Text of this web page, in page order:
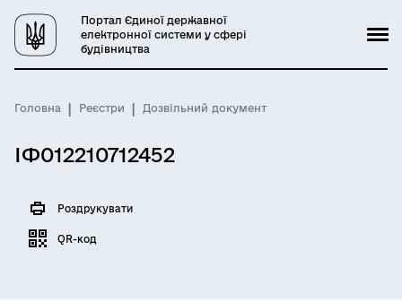
Портал Єдиної державної
електронної системи у сфері
будівництва
Головна Реєстри Дозвільний документ
ІФ012210712452
Роздрукувати
QR-код